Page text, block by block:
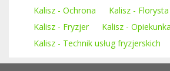
Kalisz - Ochrona
Kalisz - Florysta
Kalisz - Fryzjer
Kalisz -
Kalisz - Technik usług fryzjerskich